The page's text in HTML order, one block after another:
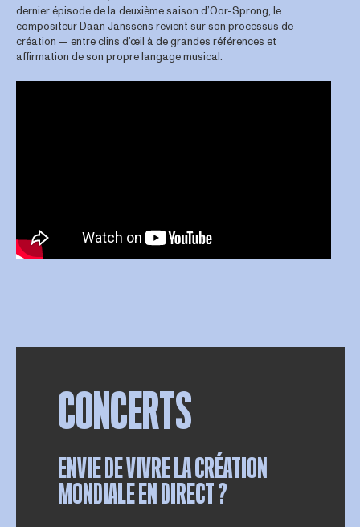
dernier épisode de la deuxième saison d’Oor-Sprong, le
compositeur Daan Janssens revient sur son processus de
création — entre clins d’œil à de grandes références et
affirmation de son propre langage musical.
CONCERTS
ENVIE DE VIVRE LA CRÉATION
MONDIALE EN DIRECT ?